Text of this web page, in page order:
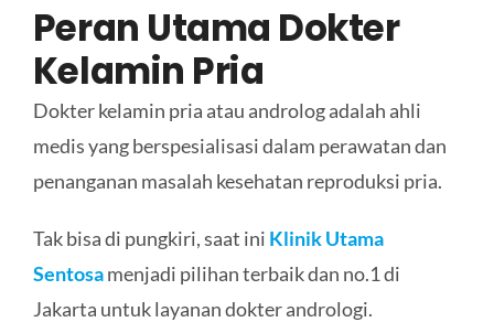
Peran Utama Dokter
Kelamin Pria
Dokter kelamin pria atau androlog adalah ahli
medis yang berspesialisasi dalam perawatan dan
penanganan masalah kesehatan reproduksi pria.
Tak bisa di pungkiri, saat ini Klinik Utama
Sentosamenjadi pilihan terbaik dan no.1 di
Jakarta untuk layanan dokter andrologi.